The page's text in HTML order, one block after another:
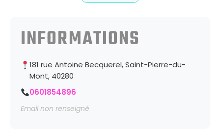
INFORMATIONS
181 rue Antoine Becquerel, Saint-Pierre-du-
Mont, 40280
0601854896
Email non renseigné